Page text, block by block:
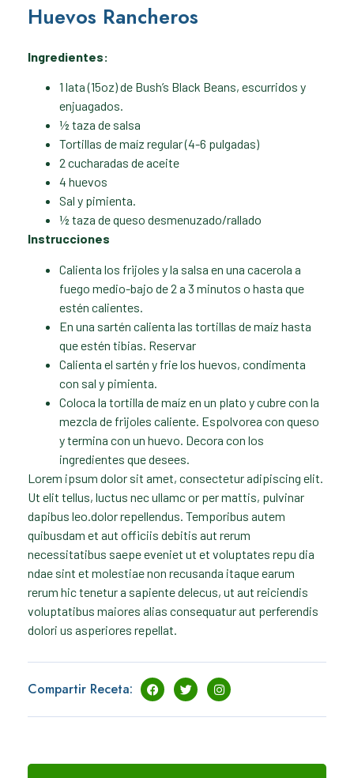
Huevos Rancheros
Ingredientes:
1 lata (15oz) de Bush’s Black Beans, escurridos y
enjuagados.
½ taza de salsa
Tortillas de maíz regular (4-6 pulgadas)
2 cucharadas de aceite
4 huevos
Sal y pimienta.
½ taza de queso desmenuzado/rallado
Instrucciones
Calienta los frijoles y la salsa en una cacerola a
fuego medio-bajo de 2 a 3 minutos o hasta que
estén calientes.
En una sartén calienta las tortillas de maíz hasta
que estén tibias. Reservar
Calienta el sartén y frie los huevos, condimenta
con sal y pimienta.
Coloca la tortilla de maíz en un plato y cubre con la
mezcla de frijoles caliente. Espolvorea con queso
y termina con un huevo. Decora con los
ingredientes que desees.
Lorem ipsum dolor sit amet, consectetur adipiscing elit.
Ut elit tellus, luctus nec ullamc or per mattis, pulvinar
dapibus leo.dolor repellendus. Temporibus autem
quibusdam et aut officiis debitis aut rerum
necessitatibus saepe eveniet ut et voluptates repu dia
ndae sint et molestiae non recusanda itaque earum
rerum hic tenetur a sapiente delecus, ut aut reiciendis
voluptatibus maiores alias consequatur aut perferendis
dolori us asperiores repellat.
Compartir Receta: